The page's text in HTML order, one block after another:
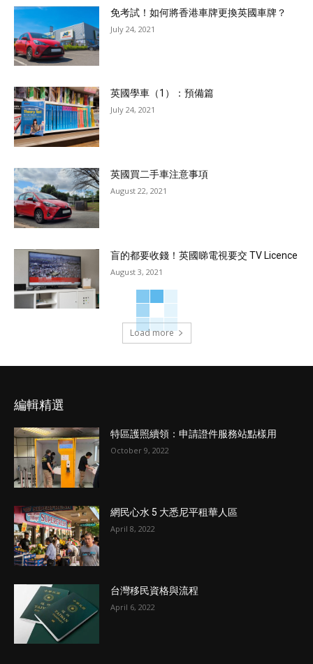
免考試！如何將香港車牌更換英國車牌？
July 24, 2021
英國學車（1）：預備篇
July 24, 2021
英國買二手車注意事項
August 22, 2021
盲的都要收錢！英國睇電視要交 TV Licence
August 3, 2021
Load more
編輯精選
特區護照續領：申請證件服務站點樣用
October 9, 2022
網民心水 5 大悉尼平租華人區
April 8, 2022
台灣移民資格與流程
April 6, 2022